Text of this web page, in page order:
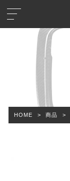
HOME > 商品 >